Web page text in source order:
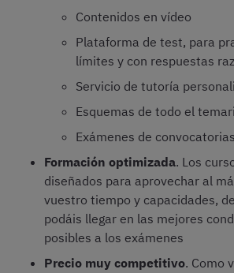
Contenidos en vídeo
Plataforma de test, para
límites y con respuestas
Servicio de tutoría
Esquemas de todo el
Exámenes de
Formación optimizada. Los
diseñados para aprovechar al
vuestro tiempo y capacidades,
podáis llegar en las mejores
posibles a los exámenes
Precio muy competitivo. Como